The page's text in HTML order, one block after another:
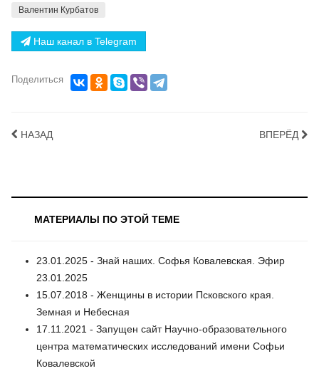
Валентин Курбатов
Наш канал в Telegram
Поделиться
НАЗАД ВПЕРЁД
МАТЕРИАЛЫ ПО ЭТОЙ ТЕМЕ
23.01.2025 - Знай наших. Софья Ковалевская. Эфир
23.01.2025
15.07.2018 - Женщины в истории Псковского края.
Земная и Небесная
17.11.2021 - Запущен сайт Научно-образовательного
центра математических исследований имени Софьи
Ковалевской